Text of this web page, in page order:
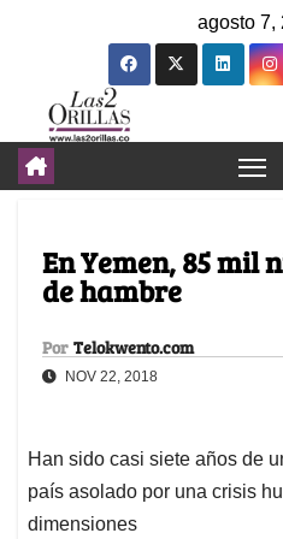
agosto 7,
En Yemen, 85 mil
de hambre
Por Telokwento.com
NOV 22, 2018
Han sido casi siete años de
país asolado por una crisis
dimensiones